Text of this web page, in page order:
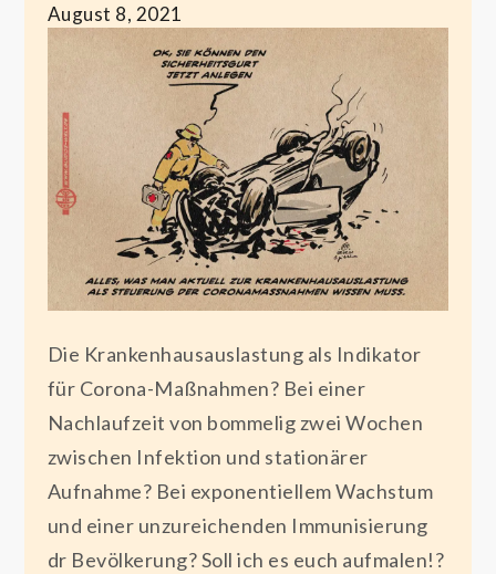
August 8, 2021
Die Krankenhausauslastung als Indikator
für Corona-Maßnahmen? Bei einer
Nachlaufzeit von bommelig zwei Wochen
zwischen Infektion und stationärer
Aufnahme? Bei exponentiellem Wachstum
und einer unzureichenden Immunisierung
dr Bevölkerung? Soll ich es euch aufmalen!?